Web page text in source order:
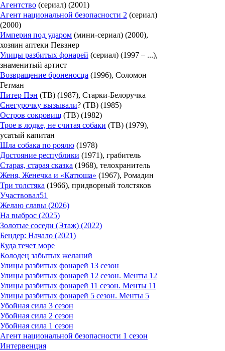
Агентство (сериал) (2001)
Агент национальной безопасности 2 (сериал)
(2000)
Империя под ударом (мини-сериал) (2000),
хозяин аптеки Певзнер
Улицы разбитых фонарей (сериал) (1997 – ...),
знаменитый артист
Возвращение броненосца (1996), Соломон
Гетман
Питер Пэн (ТВ) (1987), Старки-Белоручка
Снегурочку вызывали? (ТВ) (1985)
Остров сокровищ (ТВ) (1982)
Трое в лодке, не считая собаки (ТВ) (1979),
усатый капитан
Шла собака по роялю (1978)
Достояние республики (1971), грабитель
Старая, старая сказка (1968), телохранитель
Женя, Женечка и «Катюша» (1967), Ромадин
Три толстяка (1966), придворный толстяков
Участвовал51
Желаю славы (2026)
На выброс (2025)
Золотые соседи (Этаж) (2022)
Бендер: Начало (2021)
Куда течет море
Колодец забытых желаний
Улицы разбитых фонарей 13 сезон
Улицы разбитых фонарей 12 сезон. Менты 12
Улицы разбитых фонарей 11 сезон. Менты 11
Улицы разбитых фонарей 5 сезон. Менты 5
Убойная сила 3 сезон
Убойная сила 2 сезон
Убойная сила 1 сезон
Агент национальной безопасности 1 сезон
Интервенция